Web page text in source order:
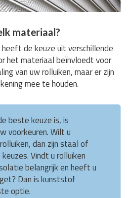
materiaal?
de keuze uit verschillende
het materiaal beïnvloedt voor
van uw rolluiken, maar er zijn
mee te houden.
beste keuze is, is
voorkeuren. Wilt u
dan zijn staal of
Vindt u rolluiken
belangrijk en heeft u
Dan is kunststof
optie.